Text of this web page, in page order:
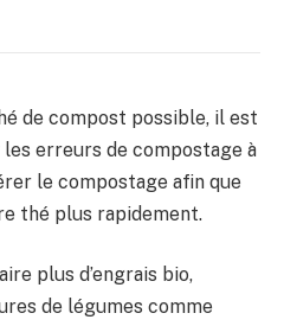
de compost possible, il est
erreurs de compostage à
le compostage afin que
thé plus rapidement.
plus d’engrais bio,
de légumes comme